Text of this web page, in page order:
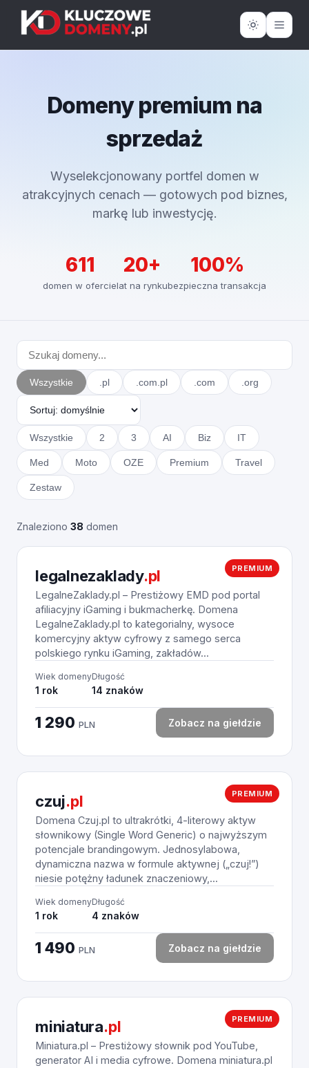
Domeny premium na
sprzedaż
Wyselekcjonowany portfel domen w
atrakcyjnych cenach — gotowych pod biznes,
markę lub inwestycję.
611
domen w ofercie
20+
lat na rynku
100%
bezpieczna transakcja
Wszystkie .pl .com.pl .com .org
Wszystkie 2 3 AI Biz IT
Med Moto OZE Premium Travel
Zestaw
Znaleziono 38 domen
PREMIUM
legalnezaklady.pl
LegalneZaklady.pl – Prestiżowy EMD pod portal
afiliacyjny iGaming i bukmacherkę. Domena
LegalneZaklady.pl to kategorialny, wysoce
komercyjny aktyw cyfrowy z samego serca
polskiego rynku iGaming, zakładów...
Wiek domeny
1 rok
Długość
14 znaków
1 290 PLN Zobacz na giełdzie
PREMIUM
czuj.pl
Domena Czuj.pl to ultrakrótki, 4-literowy aktyw
słownikowy (Single Word Generic) o najwyższym
potencjale brandingowym. Jednosylabowa,
dynamiczna nazwa w formule aktywnej („czuj!”)
niesie potężny ładunek znaczeniowy,...
Wiek domeny
1 rok
Długość
4 znaków
1 490 PLN Zobacz na giełdzie
PREMIUM
miniatura.pl
Miniatura.pl – Prestiżowy słownik pod YouTube,
generator AI i media cyfrowe. Domena miniatura.pl